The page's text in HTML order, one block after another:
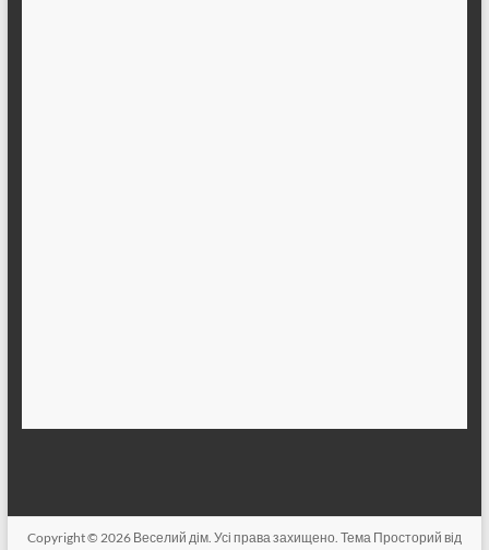
Copyright © 2026 Веселий дім. Усі права захищено. Тема Просторий від